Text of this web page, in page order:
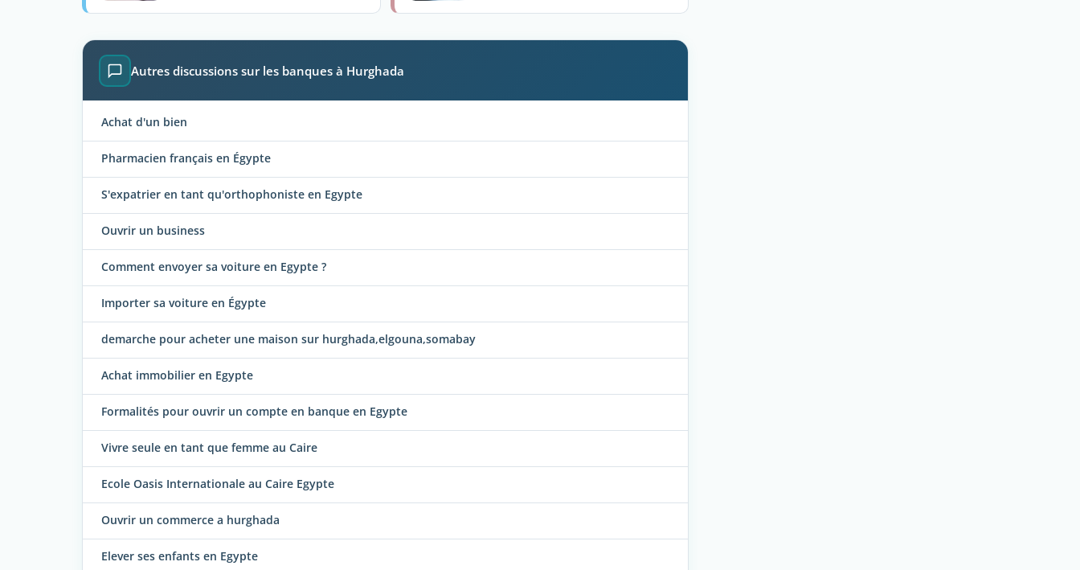
Autres discussions sur les banques à Hurghada
Achat d'un bien
Pharmacien français en Égypte
S'expatrier en tant qu'orthophoniste en Egypte
Ouvrir un business
Comment envoyer sa voiture en Egypte ?
Importer sa voiture en Égypte
demarche pour acheter une maison sur hurghada,elgouna,somabay
Achat immobilier en Egypte
Formalités pour ouvrir un compte en banque en Egypte
Vivre seule en tant que femme au Caire
Ecole Oasis Internationale au Caire Egypte
Ouvrir un commerce a hurghada
Elever ses enfants en Egypte